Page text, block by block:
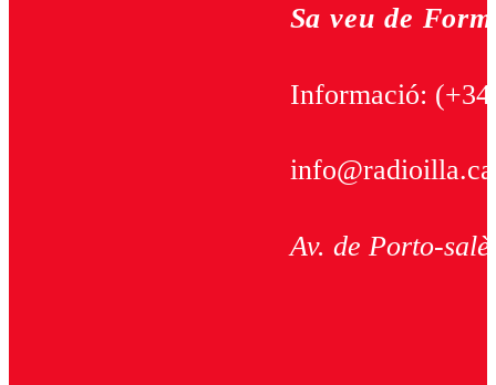
Sa veu de
Informació:
Av. de Porto-